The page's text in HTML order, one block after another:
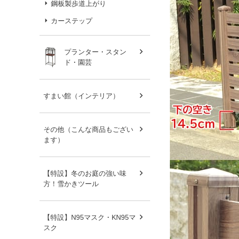
鋼板製歩道上がり
カーステップ
プランター・スタン
ド・園芸
すまい館（インテリア）
その他（こんな商品もござい
ます）
【特設】冬のお庭の強い味
方！雪かきツール
【特設】N95マスク・KN95マ
スク